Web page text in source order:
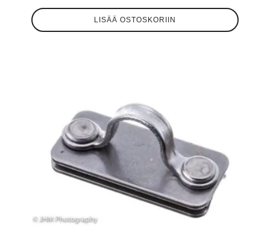
LISÄÄ OSTOSKORIIN